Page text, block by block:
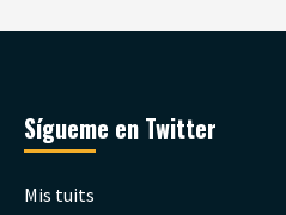
Sígueme en Twitter
Mis tuits